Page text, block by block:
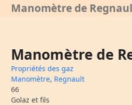
Manomètre de
Manomètre de
Propriétés des gaz
Manomètre, Regnault
66
Golaz et fils